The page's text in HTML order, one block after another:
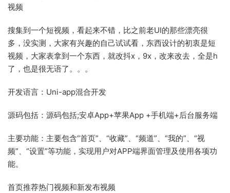
视频
搜集到一个短视频，看起来不错，比之前老UI的那些漂亮很
多，没实测，大家有兴趣的自己试试看，东西设计的初衷是短
视频，大家表拿到一个东西，就改抖x，9x，改来改去，全是h
了，也是很无语了。。。
开发语言：Uni-app混合开发
源码包括：源码包括;安卓App+苹果App +手机端+后台服务端
主要功能：主要包含“首页”、“收藏”、“频道”、“我的”、“视
频”、“设置”等功能，实现用户对APP端界面管理及使用各项功
能。
首页推荐热门视频和新发布视频